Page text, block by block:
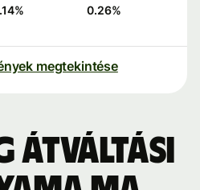
% 0.26%
megtekintése
átváltási